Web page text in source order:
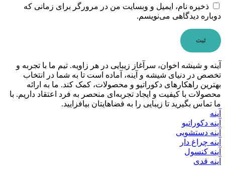
ذخیره نام، ایمیل و وبسایت من در مرورگر برای زمانی که
دوباره دیدگاهی می‌نویسم.
آینه و شیشه اخوان، سرآغاز زیبایی در هر زاویه. تیم ما با تجربه و
تخصص در دنیای شیشه و آینه، آماده است تا به شما در انتخاب
بهترین راهکارهای دکوراتیو و محصولات، کمک کند. ما به ارائه
محصولات با کیفیت و ایجاد تجربه‌ای منحصر به فرد اعتقاد داریم. با
ما تماس بگیرید تا زیبایی را به فضاهایتان بیافزایید.
آینه
آینه دکوراتیو
آینه دستشویی
آینه چراغ دار
آینه کنسول
آینه قدی